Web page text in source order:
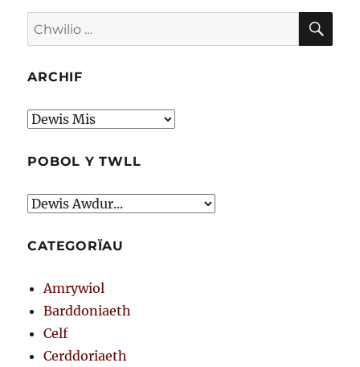
Chwilio
am:
ARCHIF
Archif
POBOL Y TWLL
CATEGORÏAU
Amrywiol
Barddoniaeth
Celf
Cerddoriaeth